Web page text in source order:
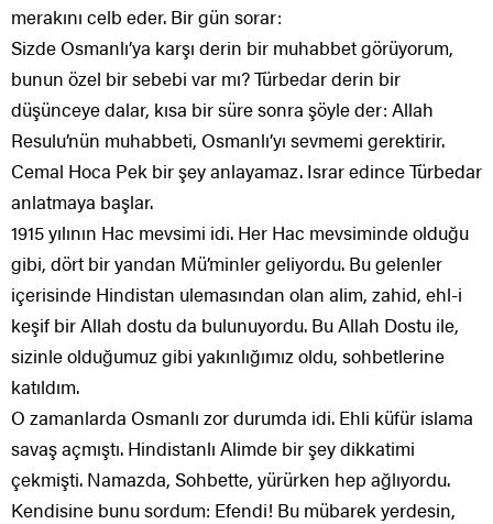
merakını celb eder. Bir gün sorar:
Sizde Osmanlı’ya karşı derin bir muhabbet görüyorum,
bunun özel bir sebebi var mı? Türbedar derin bir
düşünceye dalar, kısa bir süre sonra şöyle der: Allah
Resulu’nün muhabbeti, Osmanlı’yı sevmemi gerektirir.
Cemal Hoca Pek bir şey anlayamaz. Israr edince Türbedar
anlatmaya başlar.
1915 yılının Hac mevsimi idi. Her Hac mevsiminde olduğu
gibi, dört bir yandan Mü’minler geliyordu. Bu gelenler
içerisinde Hindistan ulemasından olan alim, zahid, ehl-i
keşif bir Allah dostu da bulunuyordu. Bu Allah Dostu ile,
sizinle olduğumuz gibi yakınlığımız oldu, sohbetlerine
katıldım.
O zamanlarda Osmanlı zor durumda idi. Ehli küfür islama
savaş açmıştı. Hindistanlı Alimde bir şey dikkatimi
çekmişti. Namazda, Sohbette, yürürken hep ağlıyordu.
Kendisine bunu sordum: Efendi! Bu mübarek yerdesin,